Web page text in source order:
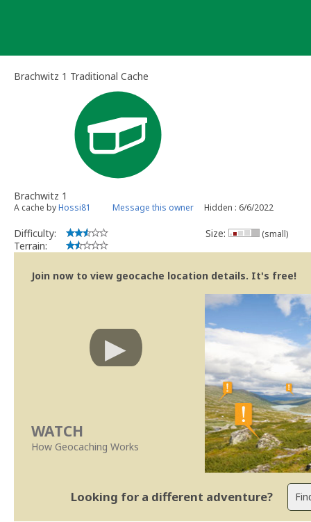
Brachwitz 1 Traditional Cache
Brachwitz 1
A cache byHossi81 Message this owner Hidden : 6/6/2022
Difficulty:
Terrain:
Size: (small)
Join now to view geocache location details. It's free!
WATCH
How Geocaching Works
Looking for a different adventure?